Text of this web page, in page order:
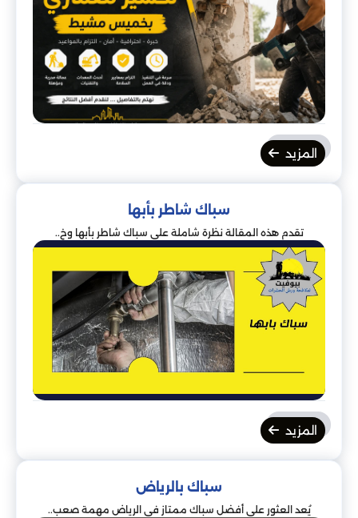
المزيد
سباك شاطر بأبها
تقدم هذه المقالة نظرة شاملة على سباك شاطر بأبها وخ..
المزيد
سباك بالرياض
يُعد العثور على أفضل سباك ممتاز في الرياض مهمة صعب..